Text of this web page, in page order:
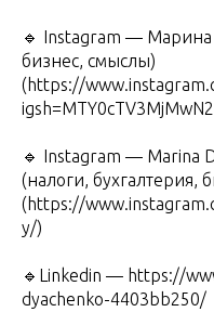
🔹 Instagram —
бизнес, смыслы)
(https://
🔹 Instagram — Marina
(налоги, бухгалтерия,
(https://
y/)
🔹Linkedin — https://
dyachenko-4403bb250/